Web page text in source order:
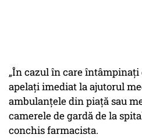
„În cazul în care
apelați imediat la ajutorul
ambulanțele din piață sau
camerele de gardă de la
conchis farmacista.